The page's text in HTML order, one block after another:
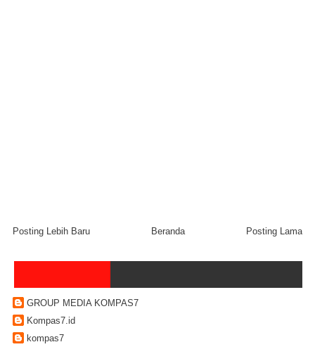
Posting Lebih Baru Posting Lama
Beranda
GROUP MEDIA KOMPAS7
Kompas7.id
kompas7